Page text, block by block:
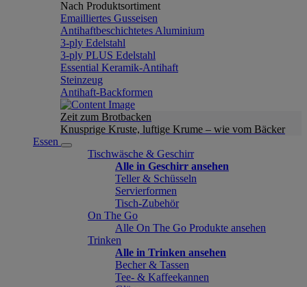
Nach Produktsortiment
Emailliertes Gusseisen
Antihaftbeschichtetes Aluminium
3-ply Edelstahl
3-ply PLUS Edelstahl
Essential Keramik-Antihaft
Steinzeug
Antihaft-Backformen
Zeit zum Brotbacken
Knusprige Kruste, luftige Krume – wie vom Bäcker
Essen
Tischwäsche & Geschirr
Alle in Geschirr ansehen
Teller & Schüsseln
Servierformen
Tisch-Zubehör
On The Go
Alle On The Go Produkte ansehen
Trinken
Alle in Trinken ansehen
Becher & Tassen
Tee- & Kaffeekannen